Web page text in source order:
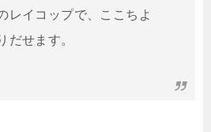
レイコップで、ここちよ
だせます。